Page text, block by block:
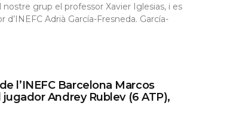
grup el professor Xavier Iglesias, i es
Adrià García-Fresneda. García-
l’INEFC Barcelona Marcos
Andrey Rublev (6 ATP),